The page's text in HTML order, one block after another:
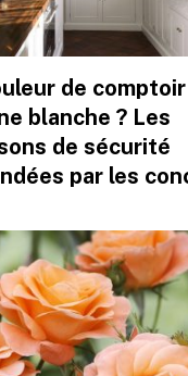
de comptoir
blanche ? Les
de sécurité
par les